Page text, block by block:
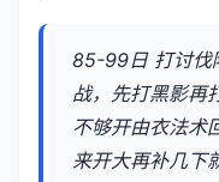
85-99日 打讨伐
战，先打黑影再
不够开由衣法术
来开大再补几下